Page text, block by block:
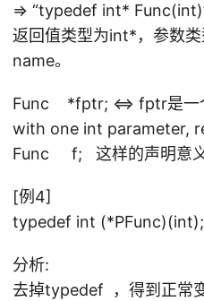
=> “typedef int*
返回值类型为int*，参数
name。
Func *fptr; <=> fptr是
with one int parameter,
Func f; 这样的声明意义
[例4]
typedef int (*PFunc)(int);
分析:
去掉typedef ，得到正常